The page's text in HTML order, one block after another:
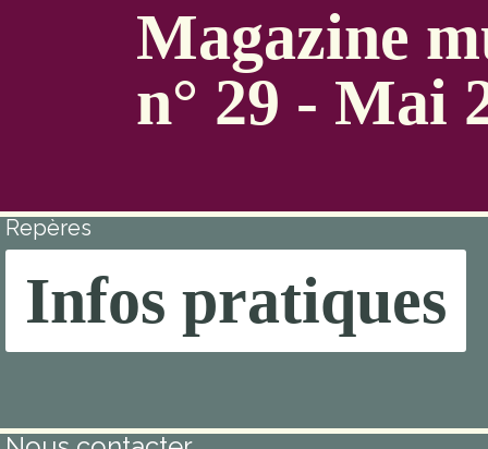
Magazine
n° 29 - Mai
Repères
Infos pratiques